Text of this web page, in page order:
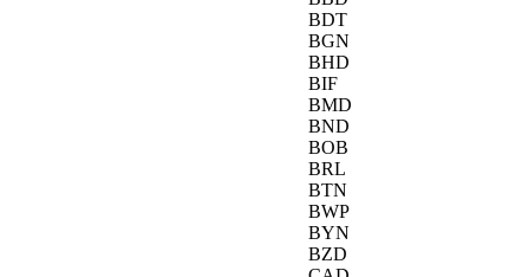
BDT
BGN
BHD
BIF
BMD
BND
BOB
BRL
BTN
BWP
BYN
BZD